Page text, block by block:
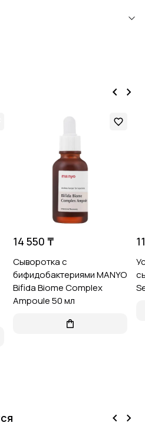
14 550 ₸
Сыворотка с
бифидобактериями MANYO
Bifida Biome Complex
Ampoule 50 мл